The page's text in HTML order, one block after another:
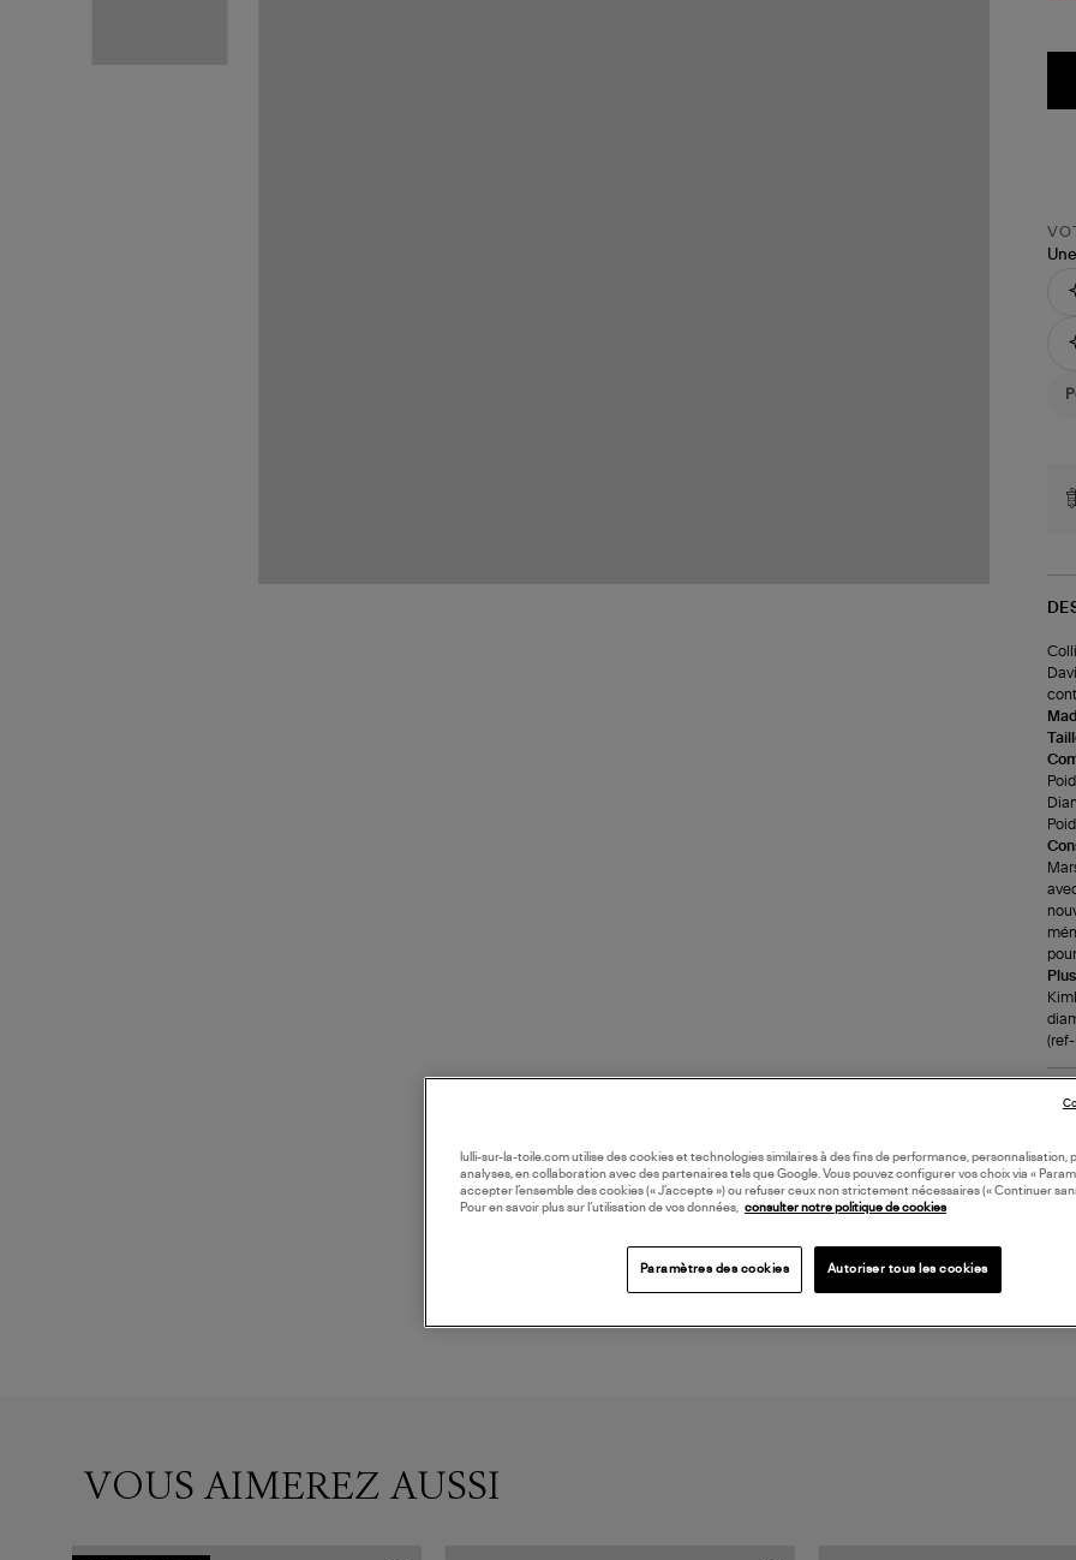
(ref-
VOUS AIMEREZ AUSSI
lulli-sur-la-toile.com utilise des cookies et technologies similaires à des fins de performance, personnalisation,
analyses, en collaboration avec des partenaires tels que Google. Vous pouvez configurer vos choix via «
accepter l’ensemble des cookies (« J’accepte ») ou refuser ceux non strictement nécessaires (« Continuer
Pour en savoir plus sur l’utilisation de vos données, consulter notre politique de cookies
Paramètres des cookies Autoriser tous les cookies